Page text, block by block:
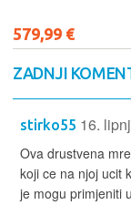
579,99 €
ZADNJI
stirko55 16.
Ova drustvena
koji ce na njoj ucit
je mogu primjeniti